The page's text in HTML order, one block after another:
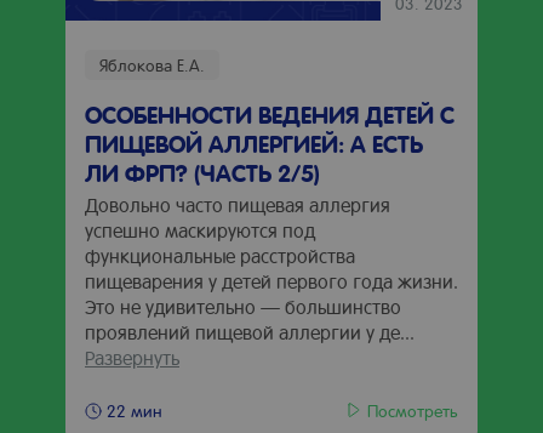
Яблокова Е.А.
ОСОБЕННОСТИ ВЕДЕНИЯ ДЕТЕЙ С
ПИЩЕВОЙ АЛЛЕРГИЕЙ: А ЕСТЬ
ЛИ ФРП? (ЧАСТЬ 2/5)
Довольно часто пищевая аллергия
успешно маскируются под
функциональные расстройства
пищеварения у детей первого года жизни.
Это не удивительно — большинство
проявлений пищевой аллергии у де...
Развернуть
22 мин Посмотреть